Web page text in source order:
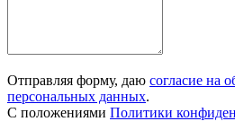
Отправляя форму, даю согласие на
персональных данных.
С положениями Политики